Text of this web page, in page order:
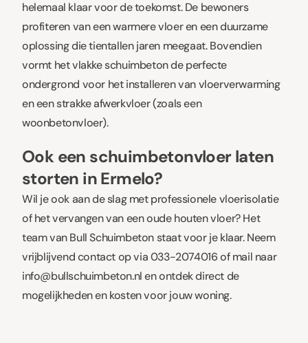
helemaal klaar voor de toekomst. De bewoners
profiteren van een warmere vloer en een duurzame
oplossing die tientallen jaren meegaat. Bovendien
vormt het vlakke schuimbeton de perfecte
ondergrond voor het installeren van vloerverwarming
en een strakke afwerkvloer (zoals een
woonbetonvloer).
Ook een schuimbetonvloer laten
storten in Ermelo?
Wil je ook aan de slag met professionele vloerisolatie
of het vervangen van een oude houten vloer? Het
team van Bull Schuimbeton staat voor je klaar. Neem
vrijblijvend contact op via 033-2074016 of mail naar
info@bullschuimbeton.nl en ontdek direct de
mogelijkheden en kosten voor jouw woning.